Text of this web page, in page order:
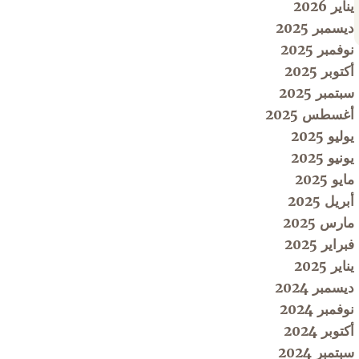
يناير 2026
ديسمبر 2025
نوفمبر 2025
أكتوبر 2025
سبتمبر 2025
أغسطس 2025
يوليو 2025
يونيو 2025
مايو 2025
أبريل 2025
مارس 2025
فبراير 2025
يناير 2025
ديسمبر 2024
نوفمبر 2024
أكتوبر 2024
سبتمبر 2024